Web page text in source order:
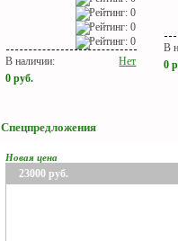
В наличии:
Нет
0руб.
В
0
Спецпредложения
Новая цена
23000 руб.